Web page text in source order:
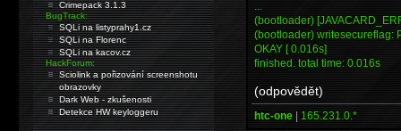
(bootloader)
(bootloader) writesecureflag:
OKAY [ 0.016s]
finished. total time: 0.016s
(odpovědět)
htc-one | 165.231.0.*
Crimepack 3.1.3
BugTrack:
SQLi na listyprahy1.cz
SQLi na Florenc
SQLi na kacov.cz
HackForum:
Sciolink a pořizování screenshotu
obrazovky
Dark Web - zkušenosti
Detekce HW keyloggeru